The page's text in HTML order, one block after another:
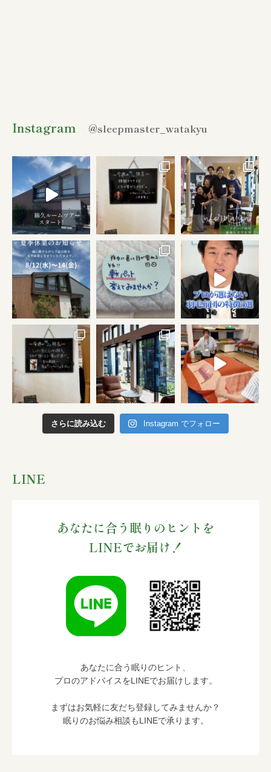
Instagram @sleepmaster_watakyu
さらに読み込む Instagram でフォロー
LINE
あなたに合う眠りのヒントを
LINEでお届け！
あなたに合う眠りのヒント、
プロのアドバイスをLINEでお届けします。
まずはお気軽に友だち登録してみませんか？
眠りのお悩み相談もLINEで承ります。